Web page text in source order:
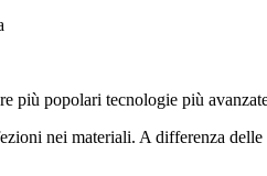
più popolari tecnologie più
nei materiali. A differenza